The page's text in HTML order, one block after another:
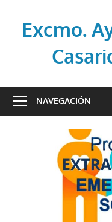
contenidoExcmo.
oficial
Ayuntamiento
NAVEGACIÓN